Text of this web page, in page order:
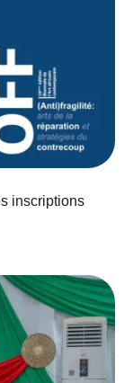
inscriptions